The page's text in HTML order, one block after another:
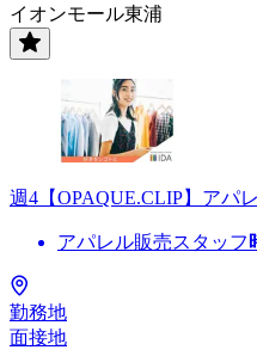
イオンモール東浦
週4【OPAQUE.CLIP】ア
アパレル販売スタッフ
勤務地
面接地